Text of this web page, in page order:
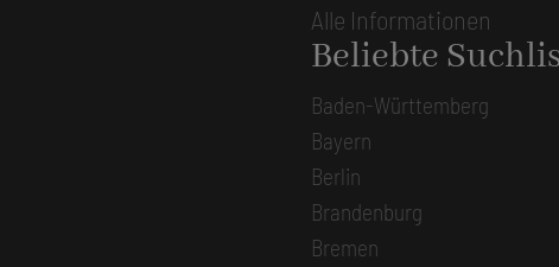
Alle Informationen
Beliebte
Baden-Württemberg
Bayern
Berlin
Brandenburg
Bremen